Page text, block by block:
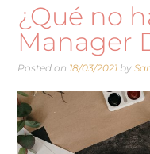
¿Qué no
Manager
Posted on 18/03/2021 by